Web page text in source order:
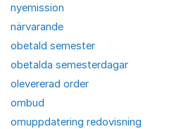
nyemission
närvarande
obetald semester
obetalda semesterdagar
olevererad order
ombud
omuppdatering redovisning